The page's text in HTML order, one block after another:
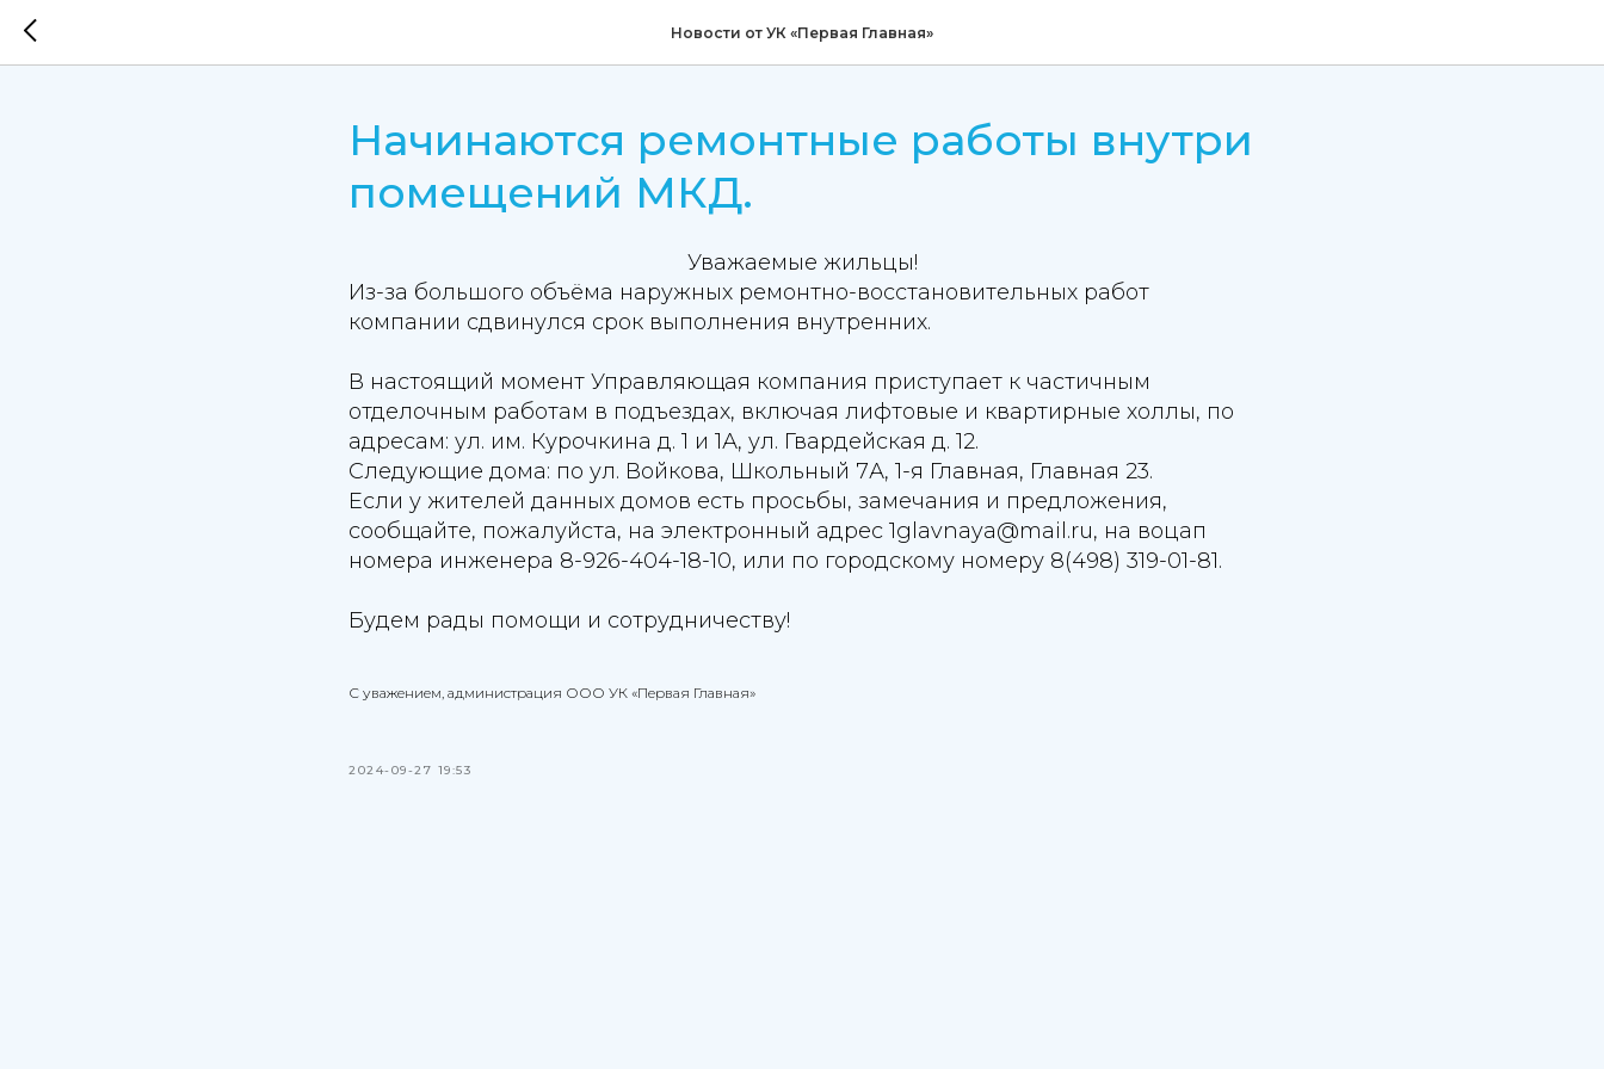
Новости от УК «Первая Главная»
Начинаются ремонтные работы внутри
помещений МКД.
Уважаемые жильцы!
Из-за большого объёма наружных ремонтно-восстановительных работ
компании сдвинулся срок выполнения внутренних.
В настоящий момент Управляющая компания приступает к частичным
отделочным работам в подъездах, включая лифтовые и квартирные холлы, по
адресам: ул. им. Курочкина д. 1 и 1А, ул. Гвардейская д. 12.
Следующие дома: по ул. Войкова, Школьный 7А, 1-я Главная, Главная 23.
Если у жителей данных домов есть просьбы, замечания и предложения,
сообщайте, пожалуйста, на электронный адрес 1glavnaya@mail.ru, на воцап
номера инженера 8-926-404-18-10, или по городскому номеру 8(498) 319-01-81.
Будем рады помощи и сотрудничеству!
С уважением, администрация ООО УК «Первая Главная»
2024-09-27 19:53